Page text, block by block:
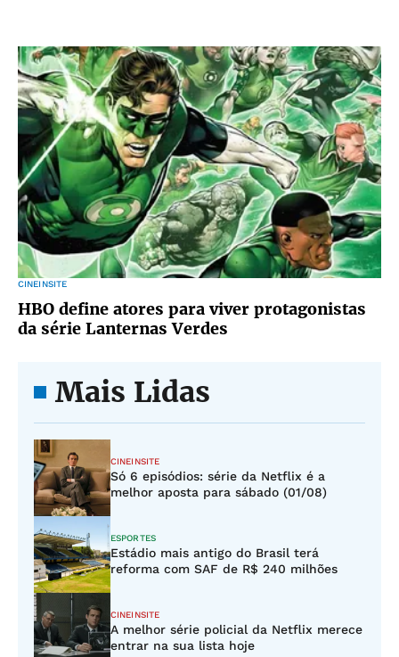
CINEINSITE
HBO define atores para viver protagonistas
da série Lanternas Verdes
Mais Lidas
CINEINSITE
Só 6 episódios: série da Netflix é a
melhor aposta para sábado (01/08)
ESPORTES
Estádio mais antigo do Brasil terá
reforma com SAF de R$ 240 milhões
CINEINSITE
A melhor série policial da Netflix merece
entrar na sua lista hoje